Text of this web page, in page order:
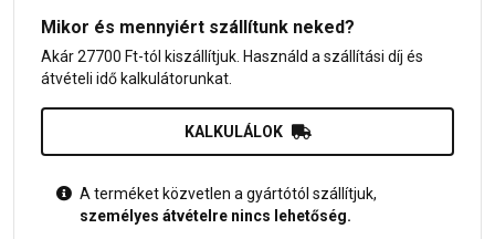
Mikor és mennyiért szállítunk neked?
Akár 27700 Ft-tól kiszállítjuk. Használd a szállítási díj és
átvételi idő kalkulátorunkat.
KALKULÁLOK
A terméket közvetlen a gyártótól szállítjuk,
személyes átvételre nincs lehetőség.